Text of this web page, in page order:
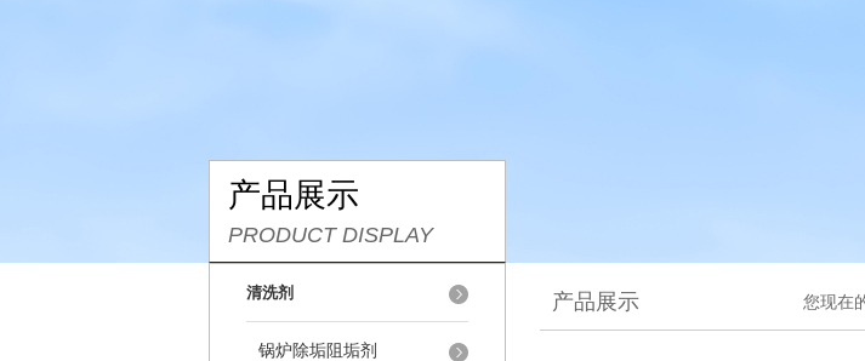
产品展示
PRODUCT DISPLAY
清洗剂
锅炉除垢阻垢剂
产品展示 您现在